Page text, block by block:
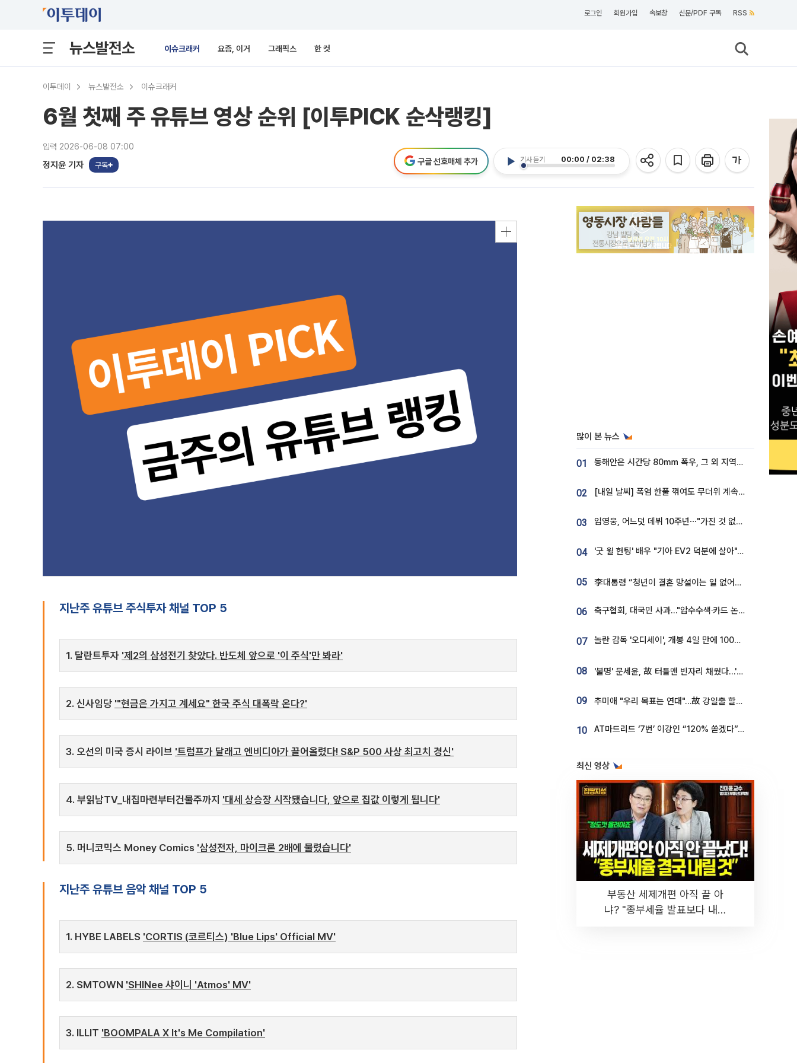
로그인 회원가입 속보창 신문/PDF 구독 RSS
뉴스발전소 이슈크래커 요즘, 이거 그래픽스 한 컷
이투데이 뉴스발전소 이슈크래커
6월 첫째 주 유튜브 영상 순위 [이투PICK 순삭랭킹]
입력 2026-06-08 07:00
정지윤 기자 구독
기사 듣기 00:00 / 02:38
구글 선호매체 추가
지난주 유튜브 주식투자 채널 TOP 5
1. 달란트투자 '제2의 삼성전기 찾았다. 반도체 앞으로 '이 주식'만 봐라'
2. 신사임당 '"현금은 가지고 계세요" 한국 주식 대폭락 온다?'
3. 오선의 미국 증시 라이브 '트럼프가 달래고 엔비디아가 끌어올렸다! S&P 500 사상 최고치 경신'
4. 부읽남TV_내집마련부터건물주까지 '대세 상승장 시작됐습니다, 앞으로 집값 이렇게 됩니다'
5. 머니코믹스 Money Comics '삼성전자, 마이크론 2배에 물렸습니다'
지난주 유튜브 음악 채널 TOP 5
1. HYBE LABELS 'CORTIS (코르티스) 'Blue Lips' Official MV'
2. SMTOWN 'SHINee 샤이니 'Atmos' MV'
3. ILLIT 'BOOMPALA X It's Me Compilation'
많이 본 뉴스
01 동해안은 시간당 80㎜ 폭우, 그 외 지역은 폭염…‘극과 극 날씨’
02 [내일 날씨] 폭염 한풀 꺾여도 무더위 계속⋯동해안 이틀 연속 비
03 임영웅, 어느덧 데뷔 10주년⋯"가진 것 없던 시절, 내 앞엔 20명의 팬뿐"
04 '굿 윌 헌팅' 배우 "기아 EV2 덕분에 살아"…교통사고 후 안전성 극찬
05 李대통령 “청년이 결혼 망설이는 일 없어야...제도상 불이익 조사”
06 축구협회, 대국민 사과…"압수수색·카드 논란 사죄, 강도 높은 쇄신"
07 놀란 감독 '오디세이', 개봉 4일 만에 100만 돌파⋯'왕사남' 보다 빠르다
08 '불명' 문세윤, 故 터틀맨 빈자리 채웠다…'거북이' 눈물의 최종 우승
09 추미애 "우리 목표는 연대"…故 강일출 할머니 흉상 제막
10 AT마드리드 ‘7번’ 이강인 “120% 쏟겠다”⋯시메오네 감독 “필요한 선수”
최신 영상
부동산 세제개편 아직 끝 아
냐? "종부세율 발표보다 내릴